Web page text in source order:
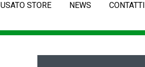
USATO STORE NEWS CONTATTI